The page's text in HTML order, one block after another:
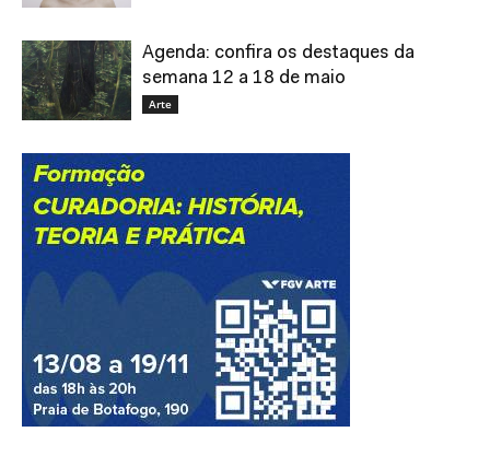
Agenda: confira os destaques da
semana 12 a 18 de maio
Arte